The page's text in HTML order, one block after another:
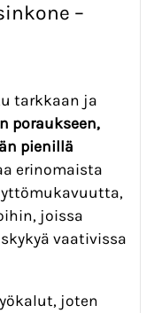
–
tarkkaan ja
poraukseen,
pienillä
erinomaista
joissa
vaativissa
joten